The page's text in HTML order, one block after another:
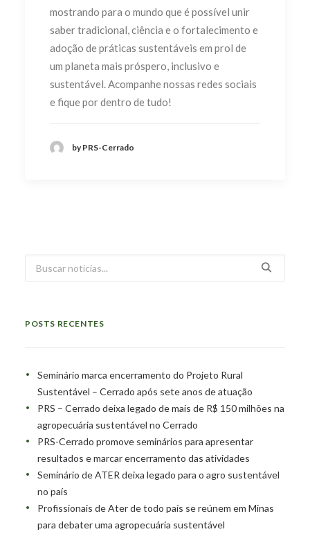
mostrando para o mundo que é possível unir
saber tradicional, ciência e o fortalecimento e
adoção de práticas sustentáveis em prol de
um planeta mais próspero, inclusivo e
sustentável. Acompanhe nossas redes sociais
e fique por dentro de tudo!
by PRS-Cerrado
POSTS RECENTES
Seminário marca encerramento do Projeto Rural
Sustentável – Cerrado após sete anos de atuação
PRS – Cerrado deixa legado de mais de R$ 150 milhões na
agropecuária sustentável no Cerrado
PRS-Cerrado promove seminários para apresentar
resultados e marcar encerramento das atividades
Seminário de ATER deixa legado para o agro sustentável
no país
Profissionais de Ater de todo país se reúnem em Minas
para debater uma agropecuária sustentável